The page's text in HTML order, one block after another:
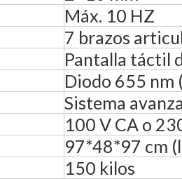
Máx. 10 HZ
7 brazos
Pantalla táctil
Diodo 655 nm
Sistema
100 V CA o
97*48*97 cm
150 kilos